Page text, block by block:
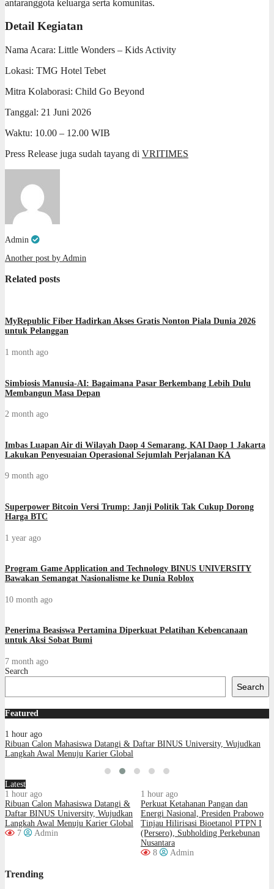
antaranggota keluarga serta komunitas.
Detail Kegiatan
Nama Acara: Little Wonders – Kids Activity
Lokasi: TMG Hotel Tebet
Mitra Kolaborasi: Child Go Beyond
Tanggal: 21 Juni 2026
Waktu: 10.00 – 12.00 WIB
Press Release juga sudah tayang di VRITIMES
Admin
Another post by Admin
Related posts
MyRepublic Fiber Hadirkan Akses Gratis Nonton Piala Dunia 2026
untuk Pelanggan
1 month ago
Simbiosis Manusia-AI: Bagaimana Pasar Berkembang Lebih Dulu
Membangun Masa Depan
2 month ago
Imbas Luapan Air di Wilayah Daop 4 Semarang, KAI Daop 1 Jakarta
Lakukan Penyesuaian Operasional Sejumlah Perjalanan KA
9 month ago
Superpower Bitcoin Versi Trump: Janji Politik Tak Cukup Dorong
Harga BTC
1 year ago
Program Game Application and Technology BINUS UNIVERSITY
Bawakan Semangat Nasionalisme ke Dunia Roblox
10 month ago
Penerima Beasiswa Pertamina Diperkuat Pelatihan Kebencanaan
untuk Aksi Sobat Bumi
7 month ago
Search
Search
Featured
1 hour ago
Ribuan Calon Mahasiswa Datangi & Daftar BINUS University, Wujudkan
Langkah Awal Menuju Karier Global
Latest
1 hour ago
Ribuan Calon Mahasiswa Datangi &
Daftar BINUS University, Wujudkan
Langkah Awal Menuju Karier Global
7
Admin
1 hour ago
Perkuat Ketahanan Pangan dan
Energi Nasional, Presiden Prabowo
Tinjau Hilirisasi Bioetanol PTPN I
(Persero), Subholding Perkebunan
Nusantara
8
Admin
Trending